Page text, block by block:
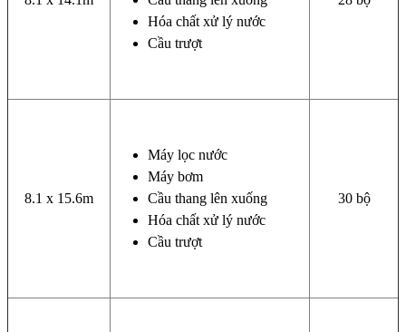
Hóa chất xử lý nước
Cầu trượt
8.1 x 15.6m
Máy lọc nước
Máy bơm
Cầu thang lên xuống
Hóa chất xử lý nước
Cầu trượt
30 bộ